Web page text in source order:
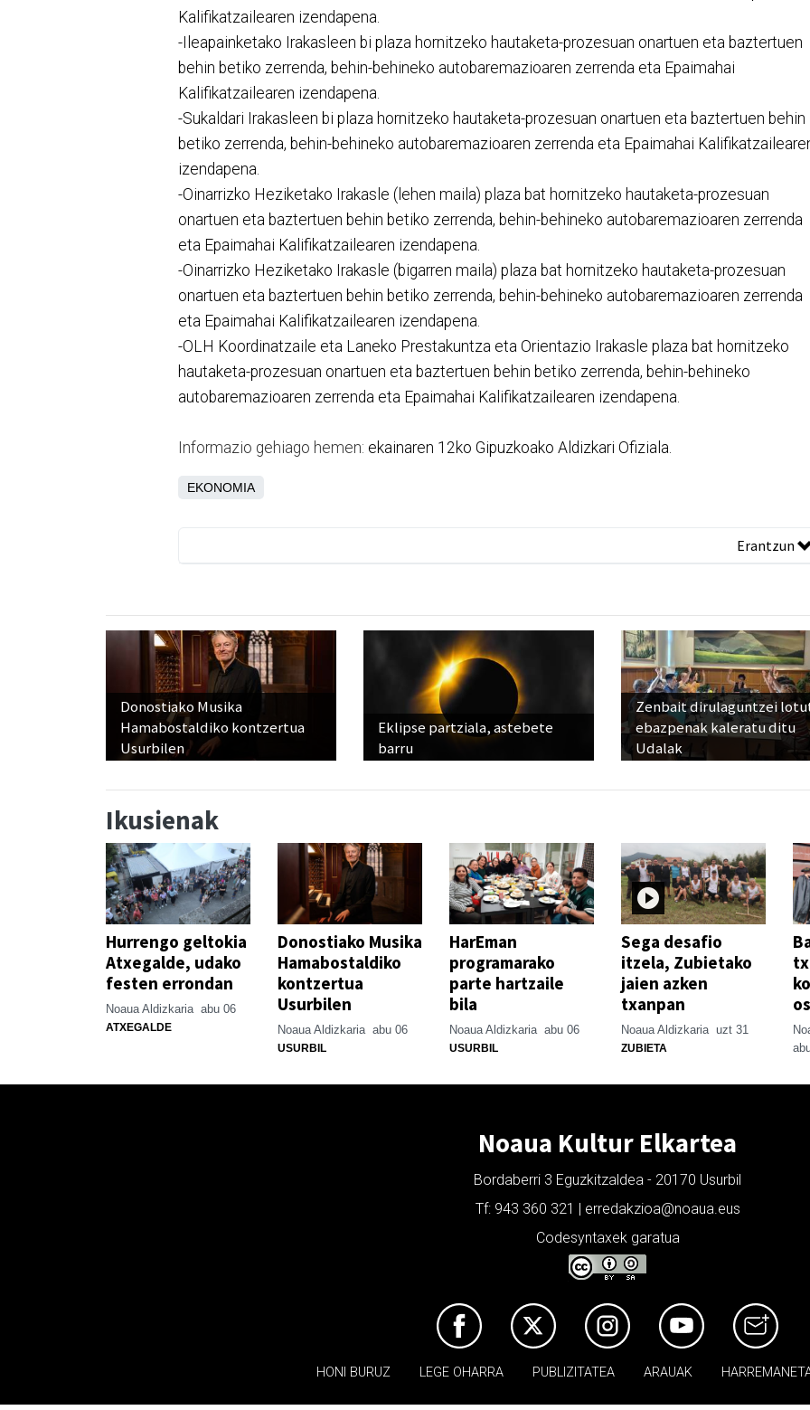
Kalifikatzailearen izendapena.
-Ileapainketako Irakasleen bi plaza hornitzeko hautaketa-prozesuan onartuen eta baztertuen
behin betiko zerrenda, behin-behineko autobaremazioaren zerrenda eta Epaimahai
Kalifikatzailearen izendapena.
-Sukaldari Irakasleen bi plaza hornitzeko hautaketa-prozesuan onartuen eta baztertuen behin
betiko zerrenda, behin-behineko autobaremazioaren zerrenda eta Epaimahai
izendapena.
-Oinarrizko Heziketako Irakasle (lehen maila) plaza bat hornitzeko hautaketa-prozesuan
onartuen eta baztertuen behin betiko zerrenda, behin-behineko autobaremazioaren zerrenda
eta Epaimahai Kalifikatzailearen izendapena.
-Oinarrizko Heziketako Irakasle (bigarren maila) plaza bat hornitzeko hautaketa-prozesuan
onartuen eta baztertuen behin betiko zerrenda, behin-behineko autobaremazioaren zerrenda
eta Epaimahai Kalifikatzailearen izendapena.
-OLH Koordinatzaile eta Laneko Prestakuntza eta Orientazio Irakasle plaza bat hornitzeko
hautaketa-prozesuan onartuen eta baztertuen behin betiko zerrenda, behin-behineko
autobaremazioaren zerrenda eta Epaimahai Kalifikatzailearen izendapena.
Informazio gehiago hemen: ekainaren 12ko Gipuzkoako Aldizkari Ofiziala.
EKONOMIA
Erantzun
Donostiako Musika
Hamabostaldiko kontzertua
Usurbilen
Eklipse partziala, astebete
barru
Zenbait dirulaguntzei
ebazpenak kaleratu ditu
Udalak
Ikusienak
Hurrengo geltokia
Atxegalde, udako
festen errondan
Noaua Aldizkaria abu 06
ATXEGALDE
Donostiako Musika
Hamabostaldiko
kontzertua
Usurbilen
Noaua Aldizkaria abu 06
USURBIL
HarEman
programarako
parte hartzaile
bila
Noaua Aldizkaria abu 06
USURBIL
Sega desafio
itzela, Zubietako
jaien azken
txanpan
Noaua Aldizkaria uzt 31
ZUBIETA
Noaua Kultur Elkartea
Bordaberri 3 Eguzkitzaldea - 20170 Usurbil
Tf: 943 360 321 | erredakzioa@noaua.eus
Codesyntaxek garatua
HONI BURUZ LEGE OHARRA PUBLIZITATEA ARAUAK